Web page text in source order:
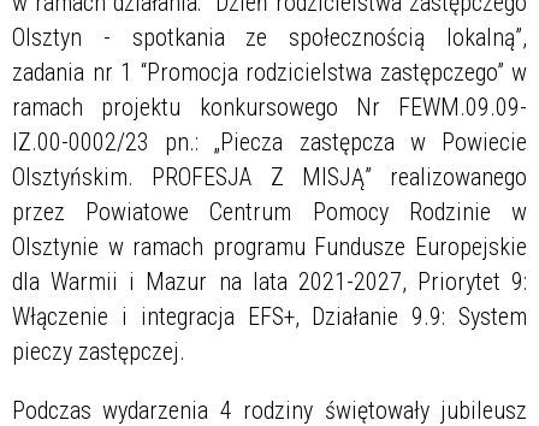
Olsztyn - spotkania ze społecznością lokalną”,
zadania nr 1 “Promocja rodzicielstwa zastępczego” w
ramach projektu konkursowego Nr FEWM.09.09-
IZ.00-0002/23 pn.: „Piecza zastępcza w Powiecie
Olsztyńskim. PROFESJA Z MISJĄ” realizowanego
przez Powiatowe Centrum Pomocy Rodzinie w
Olsztynie w ramach programu Fundusze Europejskie
dla Warmii i Mazur na lata 2021-2027, Priorytet 9:
Włączenie i integracja EFS+, Działanie 9.9: System
pieczy zastępczej.
Podczas wydarzenia 4 rodziny świętowały jubileusz